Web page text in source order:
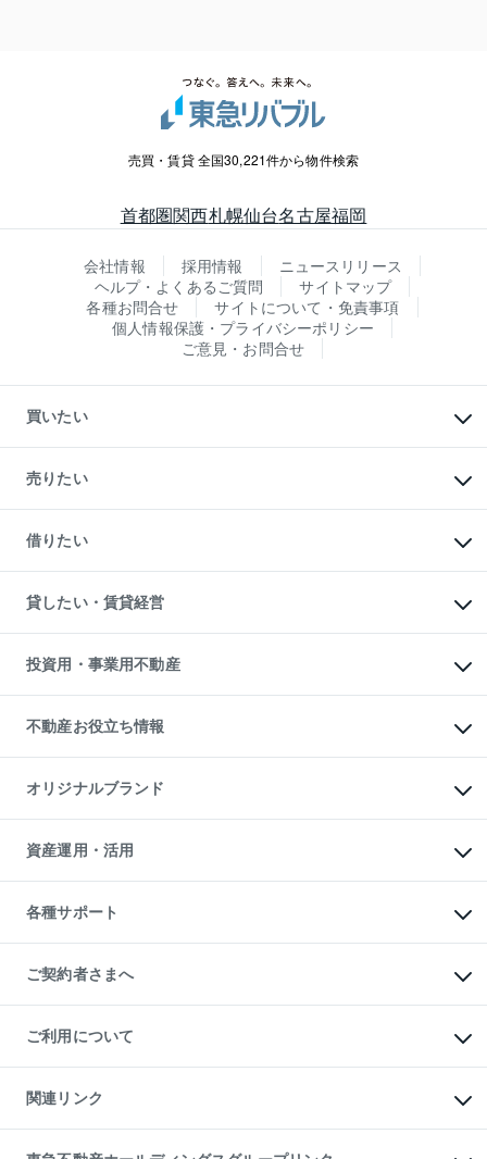
売買・賃貸 全国30,221件から物件検索
首都圏関西札幌仙台名古屋福岡
会社情報 採用情報
ニュースリリース
ヘルプ・よくあるご質問
サイトマップ
各種お問合せ
サイトについて・免責事項
個人情報保護・プライバシーポリシー
ご意見・お問合せ
買いたい
新築・分譲マンションの購入
中古マンションの購入
一戸建ての購入
中古一戸建ての購入
不動産購入の流れ
注目キーワード物件特集
購入ガイド
English 繁体中文簡体中文
売りたい
一戸建ての売却・査定
土地の売却・査定
スピードAI査定
不動産査定について
不動産売却の流れ
不動産買換えの流れ
売却ガイド
借りたい
オフィス・店舗の賃貸
借りるときの流れ
借りるガイド
貸したい・賃貸経営
マンション賃料データ
賃貸管理プラン
リロケーションについて
貸すガイド
投資用・事業用不動産
事業用不動産
マンション投資
投資用マンション
アパート経営
収益物件
ビル購入（ビル一棟）
投資用不動産の売却査定
事業用不動産の売却査定
不動産お役立ち情報
マンションライブラリー
人気マンションランキング
暮らしに役立つ不動産メディア
不動産相場・不動産価格情報
不動産コラム・ニュース
不動産用語集
不動産なんでもネット相談室
住まいの税金
オリジナルブランド
一棟リノベーションマンション
L`GENTE（ルジェンテ）
区分リノベーションマンション
投資用一棟レジデンスWELL
不動産小口投資
LEGACIA（レガシア）
資産運用・活用
不動産M&A
アセットマネジメント・出資
各種サポート
相続サポート
リフォームサポート
ご契約者さまへ
ご紹介・再契約特典
入居者様専用-各種ご案内（賃貸）
東急こすもす会「こすもすWeb」
ご利用について
金融商品取引について
東急リバブル ソーシャルメディアポリシー
ご意見・お問い合わせ（金融商品取引専用の相談・お問い合わせ窓口）
関連リンク
これからご結婚される方に東急百貨店のブライダルクラブ